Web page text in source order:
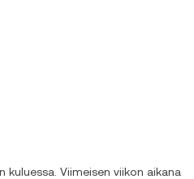
kuluessa. Viimeisen viikon aikana